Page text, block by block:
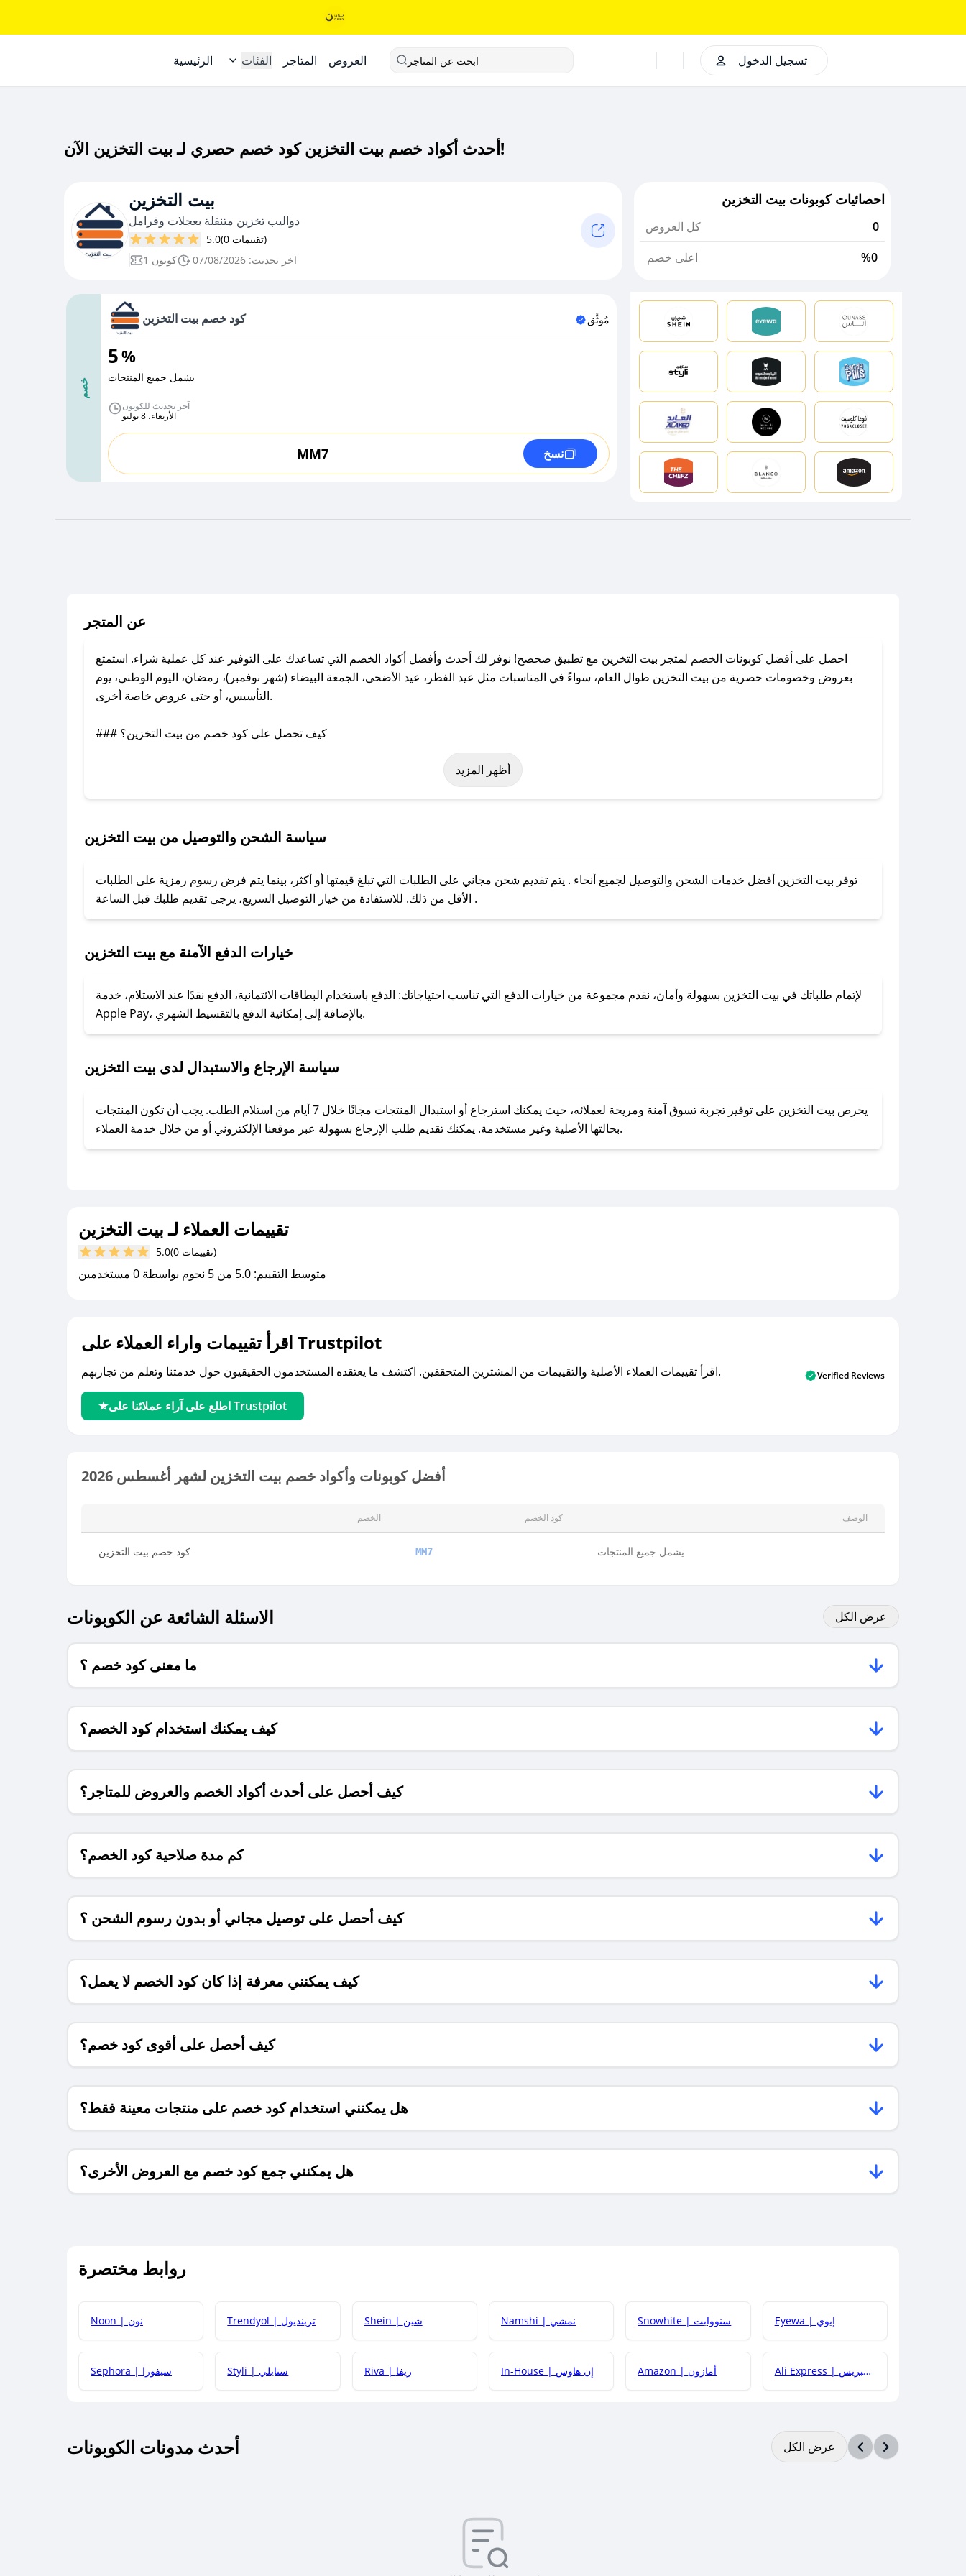
الرئيسية الفئات المتاجر العروض ابحث عن المتاجر تسجيل الدخول
أحدث أكواد خصم بيت التخزين كود خصم حصري لـ بيت التخزين الآن!
بيت التخزين
دواليب تخزين متنقلة بعجلات وفرامل
5.0
(0 تقييمات)
1 كوبون
اخر تحديث: 07/08/2026
احصائيات كوبونات بيت التخزين
كل العروض
0
اعلى خصم
%0
خصم
كود خصم بيت التخزين مُوثَّق
5%
يشمل جميع المنتجات
آخر تحديث للكوبون
الأربعاء، 8 يوليو
MM7 نسخ
عن المتجر
احصل على أفضل كوبونات الخصم لمتجر بيت التخزين مع تطبيق صحصح! نوفر لك أحدث وأفضل أكواد الخصم التي تساعدك على التوفير عند كل عملية شراء. استمتع
بعروض وخصومات حصرية من بيت التخزين طوال العام، سواءً في المناسبات مثل عيد الفطر، عيد الأضحى، الجمعة البيضاء (شهر نوفمبر)، رمضان، اليوم الوطني، يوم
التأسيس، أو حتى عروض خاصة أخرى.
### كيف تحصل على كود خصم من بيت التخزين؟
باستخدام تطبيق صحصح، يمكنك العثور بسهولة على كود خصم بيت التخزين. وفي حال عدم توفر الكوبون، تواصل معنا عبر تويتر أو البريد الإلكتروني لإضافته بسرعة.
لا تقلق! يمكنك التواصل مع فريق دعم صحصح عبر الرسائل الخاصة على تويتر أو البريد الإلكتروني، وسنقوم بحل المشكلة في أسرع وقت ممكن.
### ماذا أفعل إذا لم أجد كود خصم لمتجري المفضل؟
للحصول على كوبونات وخصومات حصرية، قم بما يلي:
- اضغط على أيقونة متابعة لمتجر بيت التخزين في تطبيق صحصح.
- تابع حسابنا الرسمي على تويتر وقم بتفعيل زر التنبيهات.
أظهر المزيد
سياسة الشحن والتوصيل من بيت التخزين
توفر بيت التخزين أفضل خدمات الشحن والتوصيل لجميع أنحاء . يتم تقديم شحن مجاني على الطلبات التي تبلغ قيمتها أو أكثر، بينما يتم فرض رسوم رمزية على الطلبات
الأقل من ذلك. للاستفادة من خيار التوصيل السريع، يرجى تقديم طلبك قبل الساعة .
خيارات الدفع الآمنة مع بيت التخزين
لإتمام طلباتك في بيت التخزين بسهولة وأمان، نقدم مجموعة من خيارات الدفع التي تناسب احتياجاتك: الدفع باستخدام البطاقات الائتمانية، الدفع نقدًا عند الاستلام، خدمة
Apple Pay، بالإضافة إلى إمكانية الدفع بالتقسيط الشهري.
سياسة الإرجاع والاستبدال لدى بيت التخزين
يحرص بيت التخزين على توفير تجربة تسوق آمنة ومريحة لعملائه، حيث يمكنك استرجاع أو استبدال المنتجات مجانًا خلال 7 أيام من استلام الطلب. يجب أن تكون المنتجات
بحالتها الأصلية وغير مستخدمة. يمكنك تقديم طلب الإرجاع بسهولة عبر موقعنا الإلكتروني أو من خلال خدمة العملاء.
تقييمات العملاء لـ بيت التخزين
5.0 (0 تقييمات)
متوسط التقييم: 5.0 من 5 نجوم بواسطة 0 مستخدمين
اقرأ تقييمات واراء العملاء على Trustpilot
اقرأ تقييمات العملاء الأصلية والتقييمات من المشترين المتحققين. اكتشف ما يعتقده المستخدمون الحقيقيون حول خدمتنا وتعلم من تجاربهم.
اطلع على آراء عملائنا على Trustpilot
Verified Reviews
أفضل كوبونات وأكواد خصم بيت التخزين لشهر أغسطس 2026
الخصم كود الخصم الوصف
كود خصم بيت التخزين MM7 يشمل جميع المنتجات
الاسئلة الشائعة عن الكوبونات عرض الكل
ما معنى كود خصم ؟
كيف يمكنك استخدام كود الخصم؟
كيف أحصل على أحدث أكواد الخصم والعروض للمتاجر؟
كم مدة صلاحية كود الخصم؟
كيف أحصل على توصيل مجاني أو بدون رسوم الشحن ؟
كيف يمكنني معرفة إذا كان كود الخصم لا يعمل؟
كيف أحصل على أقوى كود خصم؟
هل يمكنني استخدام كود خصم على منتجات معينة فقط؟
هل يمكنني جمع كود خصم مع العروض الأخرى؟
روابط مختصرة
Noon | نون Trendyol | ترينديول Shein | شين Namshi | نمشي Snowhite | سنووايت Eyewa | إيوي
Sephora | سيفورا Styli | ستايلي Riva | ريفا In-House | إن هاوس Amazon | أمازون Ali Express | علي إكسبريس
أحدث مدونات الكوبونات عرض الكل